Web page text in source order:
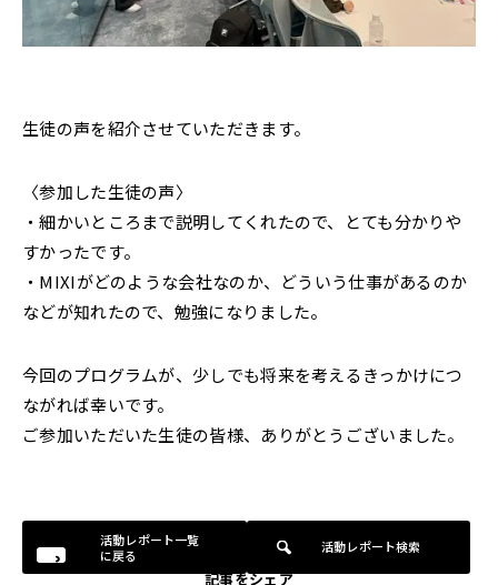
生徒の声を紹介させていただきます。
〈参加した生徒の声〉
・細かいところまで説明してくれたので、とても分かりや
すかったです。
・MIXIがどのような会社なのか、どういう仕事があるのか
などが知れたので、勉強になりました。
今回のプログラムが、少しでも将来を考えるきっかけにつ
ながれば幸いです。
ご参加いただいた生徒の皆様、ありがとうございました。
記事をシェア
活動レポート一覧
に戻る
活動レポート検索